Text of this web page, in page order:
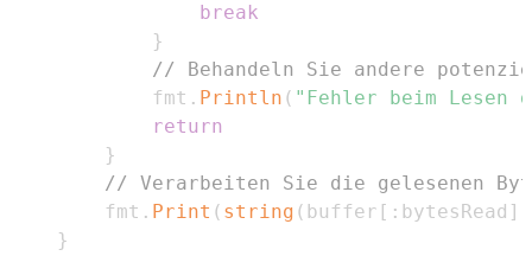
break
}
// Behandeln Sie andere
			fmt
. Println ( "Fehler beim Lesen
return
}
// Verarbeiten Sie die gelesenen
		fmt
. Print ( string ( buffer [ : bytesRead ]
}